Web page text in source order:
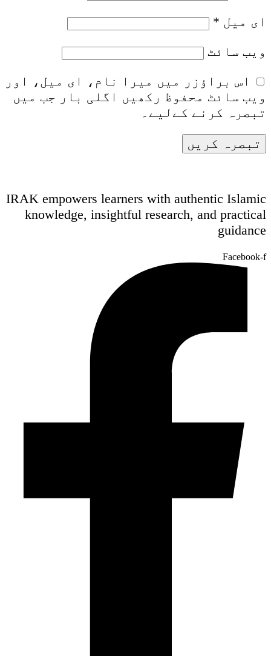
ای میل *
ویب‌ سائٹ
اس براؤزر میں میرا نام، ای میل، اور
ویب سائٹ محفوظ رکھیں اگلی بار جب میں
تبصرہ کرنے کےلیے۔
IRAK empowers learners with authentic Islamic
knowledge, insightful research, and practical
guidance
Facebook-f